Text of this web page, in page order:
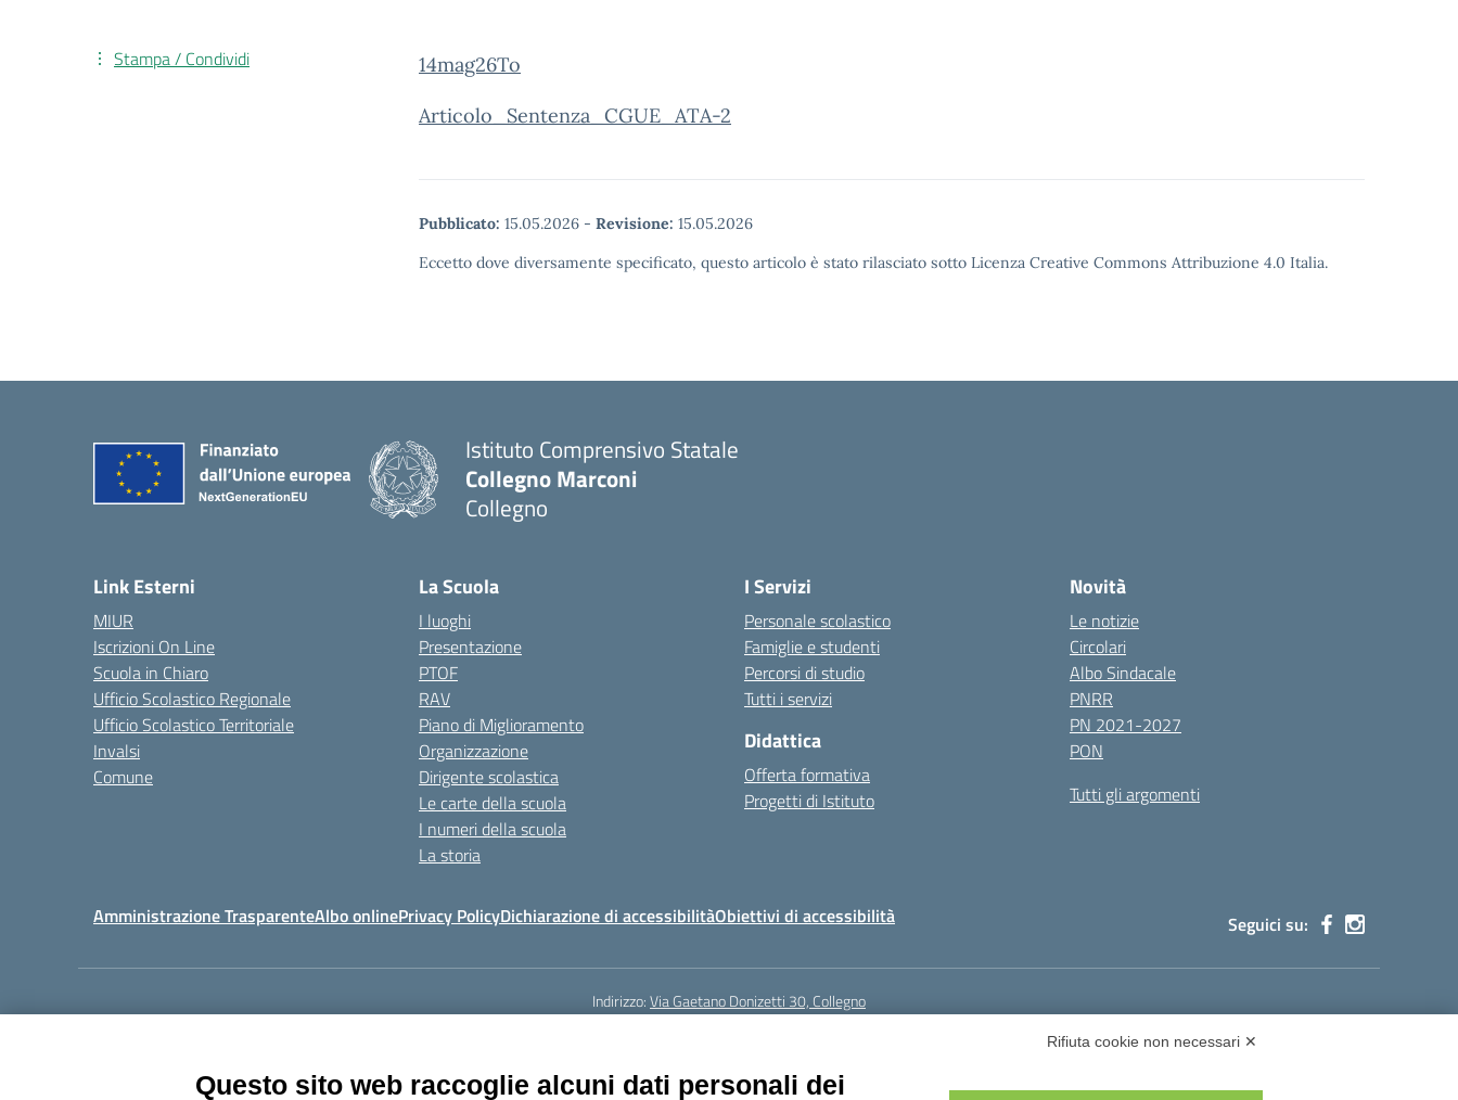
14mag26To
Articolo_Sentenza_CGUE_ATA-2
Pubblicato: 15.05.2026 - Revisione: 15.05.2026
Eccetto dove diversamente specificato, questo articolo è stato rilasciato sotto Licenza Creative Commons Attribuzione 4.0 Italia.
Stampa / Condividi
Istituto Comprensivo Statale
Collegno Marconi
Collegno
Link Esterni
MIUR
Iscrizioni On Line
Scuola in Chiaro
Ufficio Scolastico Regionale
Ufficio Scolastico Territoriale
Invalsi
Comune
La Scuola
I luoghi
Presentazione
PTOF
RAV
Piano di Miglioramento
Organizzazione
Dirigente scolastica
Le carte della scuola
I numeri della scuola
La storia
I Servizi
Personale scolastico
Famiglie e studenti
Percorsi di studio
Tutti i servizi
Didattica
Offerta formativa
Progetti di Istituto
Novità
Le notizie
Circolari
Albo Sindacale
PNRR
PN 2021-2027
PON
Tutti gli argomenti
Amministrazione TrasparenteAlbo onlinePrivacy PolicyDichiarazione di accessibilitàObiettivi di accessibilità Seguici su:
Indirizzo:Via Gaetano Donizetti 30, Collegno
Codice meccanografico:toic8cg002
Rifiuta cookie non necessari ✕
Questo sito web raccoglie alcuni dati personali dei